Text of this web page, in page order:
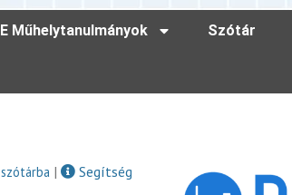
Műhelytanulmányok Szótár
|
Segítség